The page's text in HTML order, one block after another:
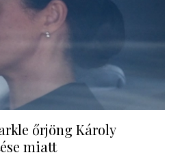
őrjöng Károly
miatt